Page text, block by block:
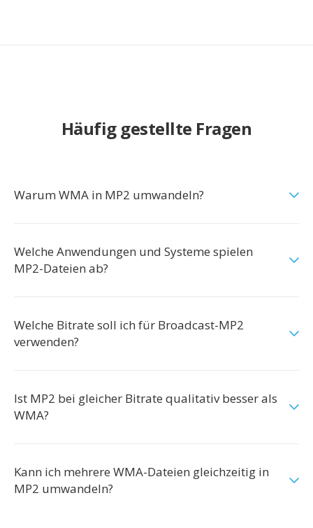
Häufig gestellte Fragen
Warum WMA in MP2 umwandeln?
Welche Anwendungen und Systeme spielen
MP2-Dateien ab?
Welche Bitrate soll ich für Broadcast-MP2
verwenden?
Ist MP2 bei gleicher Bitrate qualitativ besser als
WMA?
Kann ich mehrere WMA-Dateien gleichzeitig in
MP2 umwandeln?